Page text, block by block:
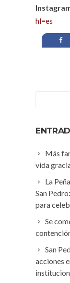
hl=es
Más
vida
La
San
para
Se
San
acciones